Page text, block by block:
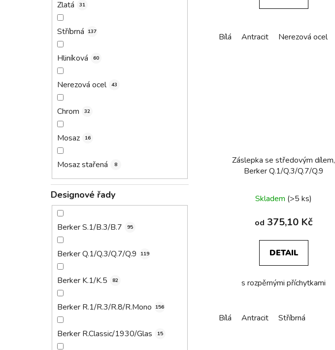
Zlatá 31
Stříbrná 137
Hliníková 60
Nerezová ocel 43
Chrom 32
Mosaz 16
Mosaz stařená 8
Designové řady
Berker S.1/B.3/B.7 95
Berker Q.1/Q.3/Q.7/Q.9 119
Berker K.1/K.5 82
Berker R.1/R.3/R.8/R.Mono 156
Berker R.Classic/1930/Glas 15
Bílá Antracit Nerezová ocel
Záslepka se středovým dílem,
Berker Q.1/Q.3/Q.7/Q.9
Skladem (>5 ks)
od 375,10 Kč
DETAIL
s rozpěrnými příchytkami
Bílá Antracit Stříbrná